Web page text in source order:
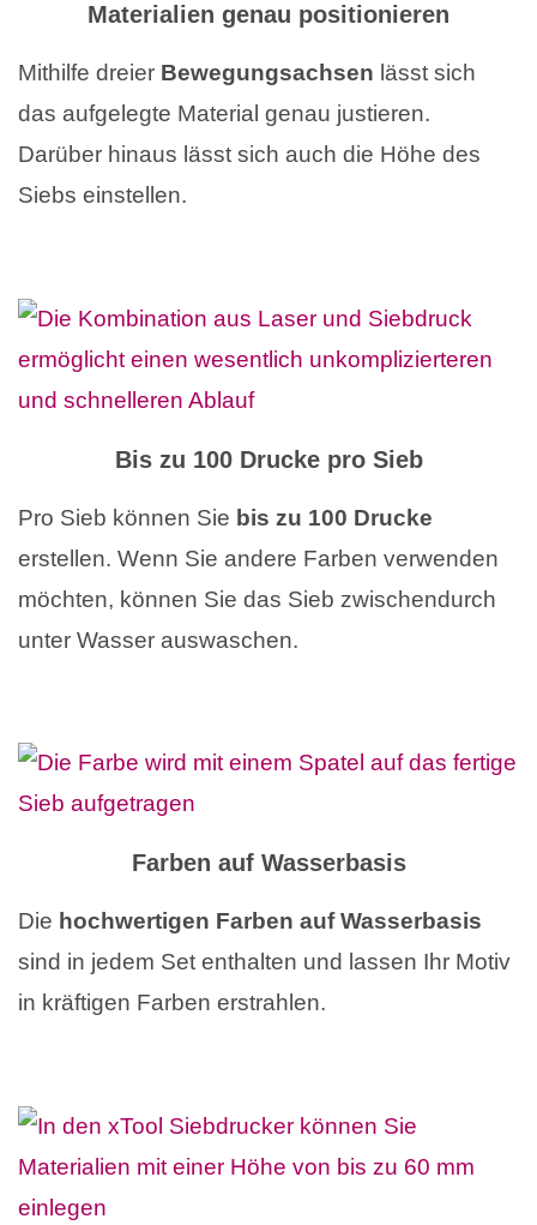
Materialien genau positionieren
Mithilfe dreier Bewegungsachsen lässt sich
das aufgelegte Material genau justieren.
Darüber hinaus lässt sich auch die Höhe des
Siebs einstellen.
Bis zu 100 Drucke pro Sieb
Pro Sieb können Sie bis zu 100 Drucke
erstellen. Wenn Sie andere Farben verwenden
möchten, können Sie das Sieb zwischendurch
unter Wasser auswaschen.
Farben auf Wasserbasis
Die hochwertigen Farben auf Wasserbasis
sind in jedem Set enthalten und lassen Ihr Motiv
in kräftigen Farben erstrahlen.